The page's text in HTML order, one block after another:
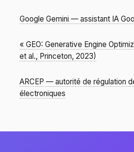
Google Gemini — assistant IA
« GEO: Generative Engine
et al., Princeton, 2023)
ARCEP — autorité de régulation
électroniques